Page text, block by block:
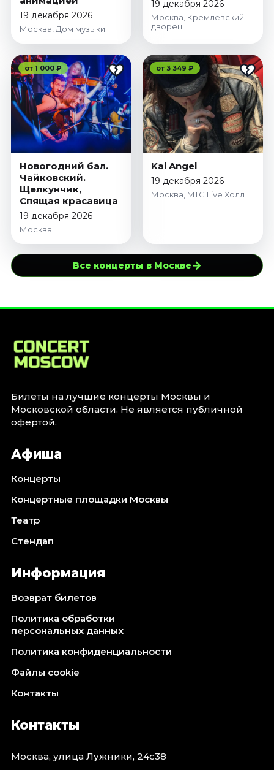
19 декабря 2026
Москва, Дом музыки
19 декабря 2026
Москва, Кремлёвский
дворец
от 1 000 ₽
Новогодний бал.
Чайковский.
Щелкунчик,
Спящая красавица
19 декабря 2026
Москва
от 3 349 ₽
Kai Angel
19 декабря 2026
Москва, MTC Live Холл
Все концерты в Москве→
Билеты на лучшие концерты Москвы и
Московской области. Не является публичной
офертой.
Афиша
Концерты
Концертные площадки Москвы
Театр
Стендап
Информация
Возврат билетов
Политика обработки
персональных данных
Политика конфиденциальности
Файлы cookie
Контакты
Контакты
Москва, улица Лужники, 24с38